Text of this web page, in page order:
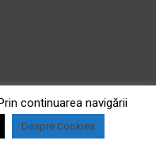
continuarea navigării
Despre Cookies